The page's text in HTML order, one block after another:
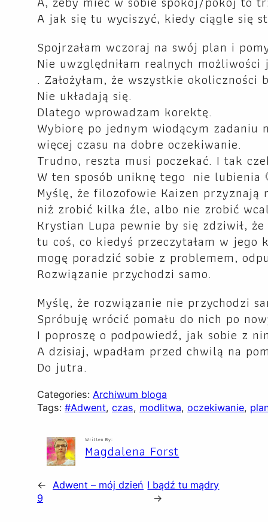
A jak się tu wyciszyć, kiedy ciągle się
Spojrzałam wczoraj na swój plan i
Nie uwzględniłam realnych
. Założyłam, że wszystkie okoliczności
Nie układają się.
Dlatego wprowadzam korektę.
Wybiorę po jednym wiodącym
więcej czasu na dobre oczekiwanie.
Trudno, reszta musi poczekać. I tak
W ten sposób uniknę tego nie lubienia
Myślę, że filozofowie Kaizen
niż zrobić kilka źle, albo nie zrobić
Krystian Lupa pewnie by się zdziwił,
tu coś, co kiedyś przeczytałam w
mogę poradzić sobie z problemem,
Rozwiązanie przychodzi samo.
Myślę, że rozwiązanie nie przychodzi
Spróbuję wrócić pomału do nich po
I poproszę o podpowiedź, jak sobie z
A dzisiaj, wpadłam przed chwilą na
Do jutra.
Categories: Archiwum bloga
Tags:#Adwent, czas, modlitwa, oczekiwanie,
Written By:
Magdalena Forst
←
Adwent – mój dzień
9
I bądź tu mądry
→